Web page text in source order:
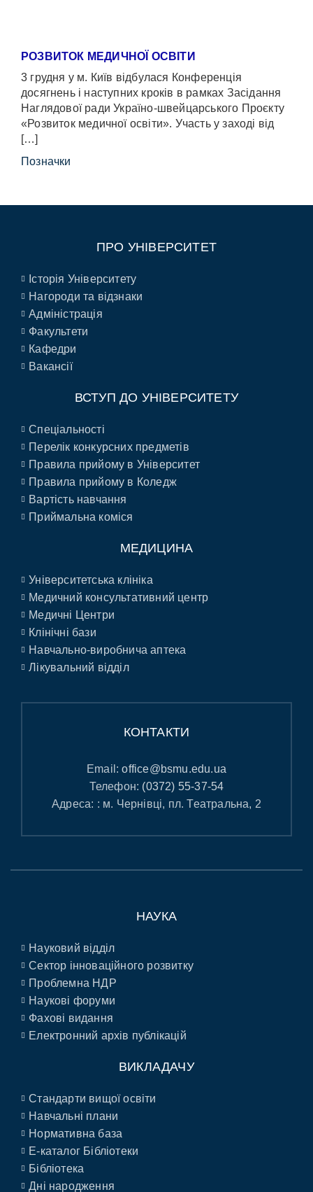
РОЗВИТОК МЕДИЧНОЇ ОСВІТИ
3 грудня у м. Київ відбулася Конференція
досягнень і наступних кроків в рамках Засідання
Наглядової ради Україно-швейцарського Проєкту
«Розвиток медичної освіти». Участь у заході від
[…]
Позначки
ПРО УНІВЕРСИТЕТ
Історія Університету
Нагороди та відзнаки
Адміністрація
Факультети
Кафедри
Вакансії
ВСТУП ДО УНІВЕРСИТЕТУ
Спеціальності
Перелік конкурсних предметів
Правила прийому в Університет
Правила прийому в Коледж
Вартість навчання
Приймальна коміся
МЕДИЦИНА
Університетська клініка
Медичний консультативний центр
Медичні Центри
Клінічні бази
Навчально-виробнича аптека
Лікувальний відділ
КОНТАКТИ
Email:office@bsmu.edu.ua
Телефон: (0372) 55-37-54
Адреса: : м. Чернівці, пл. Театральна, 2
НАУКА
Науковий відділ
Сектор інноваційного розвитку
Проблемна НДР
Наукові форуми
Фахові видання
Електронний архів публікацій
ВИКЛАДАЧУ
Стандарти вищої освіти
Навчальні плани
Нормативна база
E-каталог Бібліотеки
Бібліотека
Дні народження